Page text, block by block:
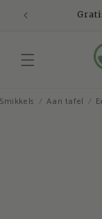
naar de
Smikkels Aan tafel